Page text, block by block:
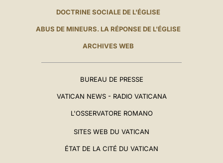
DOCTRINE SOCIALE DE L'ÉGLISE
ABUS DE MINEURS. LA RÉPONSE DE L'ÉGLISE
ARCHIVES WEB
BUREAU DE PRESSE
VATICAN NEWS - RADIO VATICANA
L'OSSERVATORE ROMANO
SITES WEB DU VATICAN
ÉTAT DE LA CITÉ DU VATICAN